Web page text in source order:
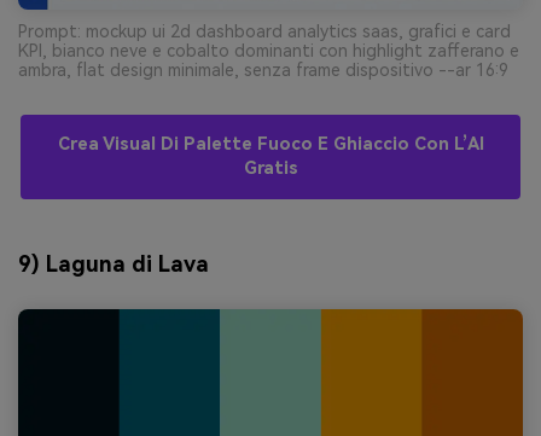
Prompt: mockup ui 2d dashboard analytics saas, grafici e card
KPI, bianco neve e cobalto dominanti con highlight zafferano e
ambra, flat design minimale, senza frame dispositivo --ar 16:9
Crea Visual Di Palette Fuoco E Ghiaccio Con L’AI
Gratis
9) Laguna di Lava